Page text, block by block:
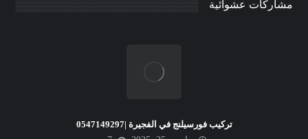
مشاركات عشوائية
تركيب فورسيلنج في الفجيرة |0547149297